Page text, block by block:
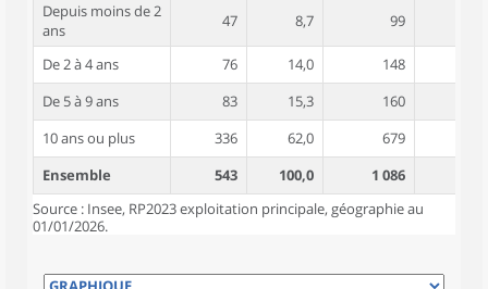
Depuis moins de 2
ans
47 8,7 99
De 2 à 4 ans 76 14,0 148
De 5 à 9 ans
83 15,3 160
10 ans ou plus
336 62,0 679
Ensemble
543 100,0 1 086
Source : Insee, RP2023 exploitation principale, géographie au
01/01/2026.